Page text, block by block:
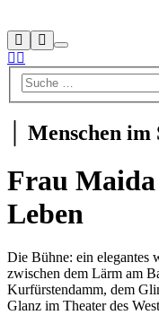
Suchen
Mehr
InfoHauptmenü
│ Menschen im
Frau Maida
Leben
Frau
Maida
liebt
das
Die Bühne: ein elegantes
zwischen dem Lärm am
Kurfürstendamm, dem
Glanz im Theater des